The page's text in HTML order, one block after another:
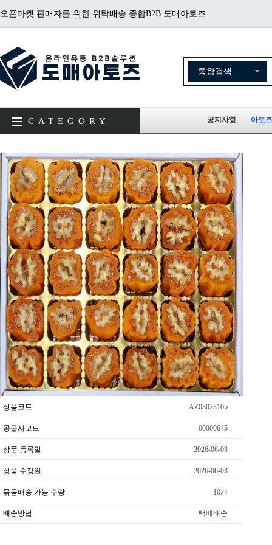
오픈마켓 판매자를 위한 위탁배송 종합B2B 도매아토즈
CATEGORY 공지사항 아토
상품코드 AZ03023105
공급사코드 00000645
상품 등록일 2026-06-03
상품 수정일 2026-06-03
묶음배송 가능 수량 10개
배송방법 택배배송